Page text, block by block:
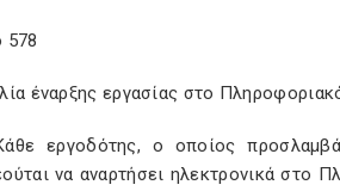
578
έναρξης εργασίας στο
εργοδότης, ο οποίος
να αναρτήσει ηλεκτρονικά στο